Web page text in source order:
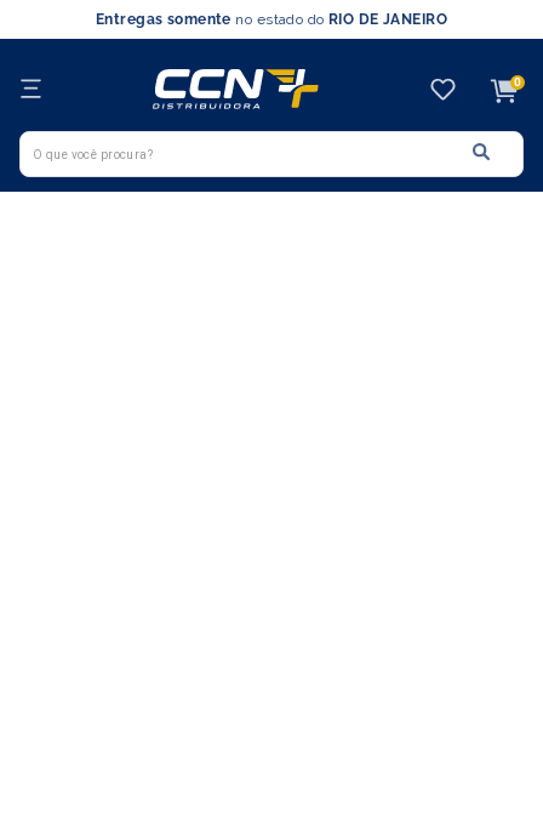
Entregas somente no estado do RIO DE JANEIRO
0